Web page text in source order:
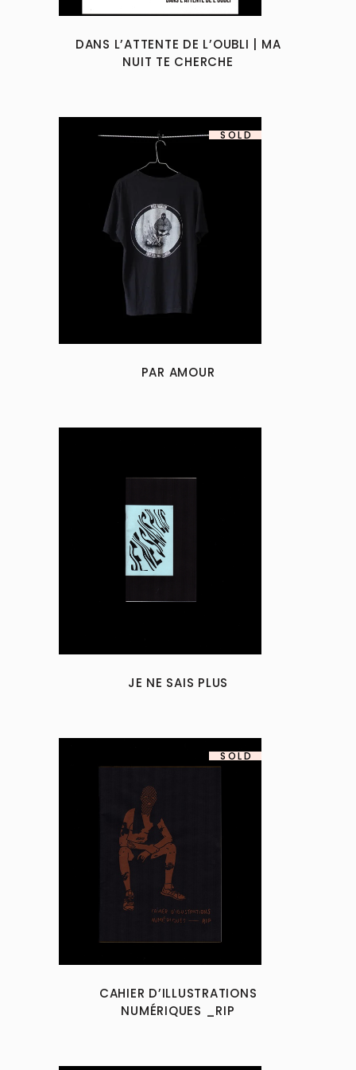
options
may
be
the
product
DANS L’ATTENTE DE L’OUBLI | MA
NUIT TE CHERCHE
SOLD
This
product
options
may
on
page
PAR AMOUR
JE NE SAIS PLUS
SOLD
CAHIER D’ILLUSTRATIONS
NUMÉRIQUES _RIP